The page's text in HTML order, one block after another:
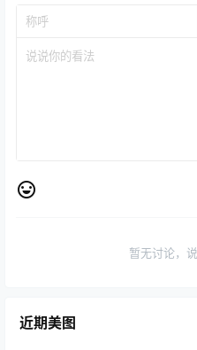
暂无讨论，
近期美图